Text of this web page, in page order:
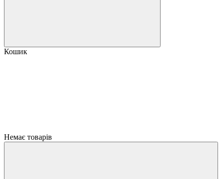
Кошик
Немає товарів